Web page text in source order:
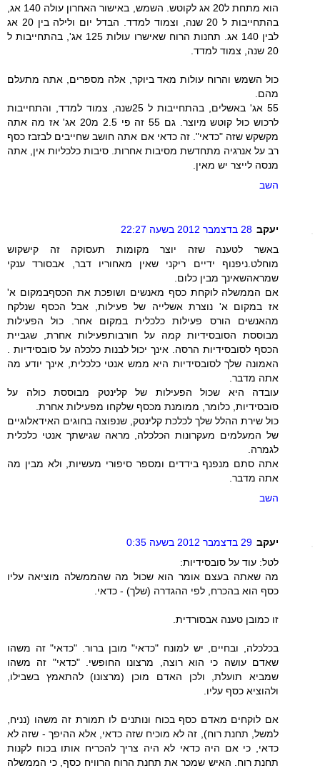
הוא מתחת ל20 אג לקוטש. השמש, באישור האחרון עולה 140 אג,
בהתחייבות ל 20 שנה, וצמוד למדד. הבדל יום ולילה בין 20 אג
לבין 140 אג. תחנות הרוח שאישרו עולות 125 אג', בהתחייבות ל
20 שנה, צמוד למדד.
כול השמש והרוח עולות מאד ביוקר, אלה מספרים, אתה מתעלם
מהם.
55 אג' באשלים, בהתחייבות ל 25שנה, צמוד למדד, והתחייבות
לרכוש כול קוטש מיוצר. גם 55 זה פי 2.5 מ20 אג' אז מה אתה
מקשקש שזה "כדאי". זה כדאי אם אתה חושב שחייבים לבזבז כסף
רב על אנרגיה מתחדשת מסיבות אחרות. סיבות כלכליות אין, אתה
מנסה לייצר יש מאין.
השב
יעקב 28 בדצמבר 2012 בשעה 22:27
באשר לטענה שזה יוצר מקומות תעסוקה זה קישקוש
מוחלט.ניפנוף ידיים ריקני שאין מאחוריו דבר, אבסורד ענקי
שמראהשאינך מבין כלום.
אם הממשלה לוקחת כסף מאנשים ושופכת את הכסףבמקום א'
אז במקום א' נוצרת אשלייה של פעילות, אבל הכסף שנלקח
מהאנשים הורס פעילות כלכלית במקום אחר. כול הפעילות
מבוססת הסובסידיות קמה על חורבותפעילות אחרת, שגביית
הכסף לסובסידיות הרסה. אינך יכול לבנות כלכלה על סובסידיות .
האמונה שלך לסובסידיות היא ממש אנטי כלכלית, אינך יודע מה
אתה מדבר.
עובדה היא שכול הפעילות של קלינטק מבוססת כולה על
סובסידיות, כלומר, ממומנת מכסף שלקחו מפעילות אחרת.
כול שירת ההלל שלך לכלכת קלינטק, שנפוצה בחוגים האידאלוגיים
של המעלמים מעקרונות הכלכלה, מראה שגישתך אנטי כלכלית
לגמרה.
אתה סתם מנפנף בידדים ומספר סיפורי מעשיות, ולא מבין מה
אתה מדבר.
השב
יעקב 29 בדצמבר 2012 בשעה 0:35
לטל: עוד על סובסידיות:
מה שאתה בעצם אומר הוא שכול מה שהממשלה מוציאה עליו
כסף הוא בהכרח, לפי ההגדרה (שלך) - כדאי.
זו כמובן טענה אבסורדית.
בכלכלה, ובחיים, יש למונח "כדאי" מובן ברור. "כדאי" זה משהו
שאדם עושה כי הוא רוצה, מרצונו החופשי. "כדאי" זה משהו
שמביא תועלת, ולכן האדם מוכן (מרצונו) להתאמץ בשבילו,
ולהוציא כסף עליו.
אם לוקחים מאדם כסף בכוח ונותנים לו תמורת זה משהו (נניח,
למשל, תחנת רוח), זה לא מוכיח שזה כדאי, אלא ההיפך - שזה לא
כדאי, כי אם היה כדאי לא היה צריך להכריח אותו בכוח לקנות
תחנת רוח. האיש שמכר את תחנת הרוח הרוויח כסף, כי הממשלה